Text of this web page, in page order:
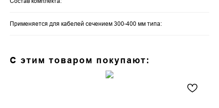
Применяется для кабелей сечением 300-400 мм типа:
С этим товаром покупают: